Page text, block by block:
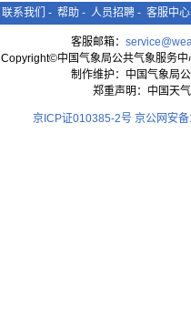
联系我们 - 帮助 - 人员招聘 - 客服中心
客服邮箱：
Copyright©中国气象局公共气象服务
制作维护：中国气象局
郑重声明：中国天
京ICP证010385-2号 京公网安